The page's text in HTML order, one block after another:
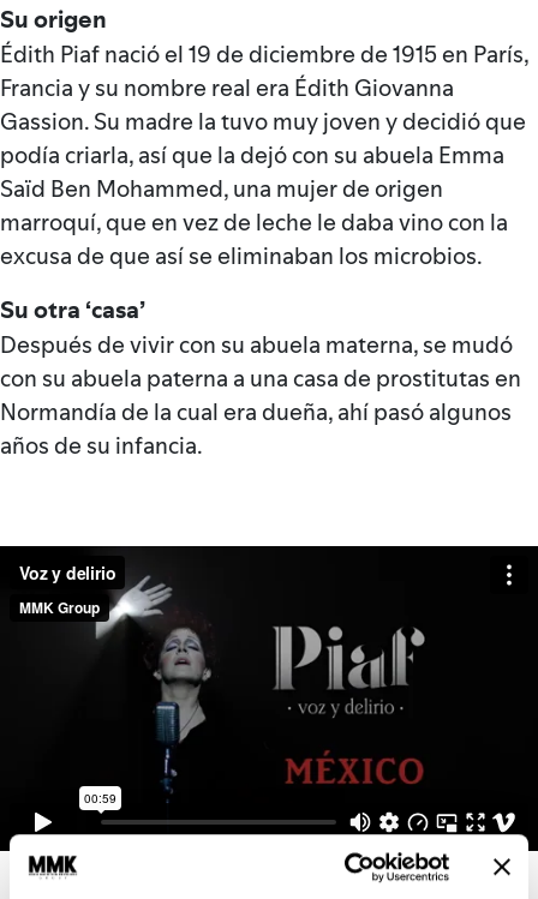
Su origen
Édith Piaf nació el 19 de diciembre de 1915 en París,
Francia y su nombre real era Édith Giovanna
Gassion. Su madre la tuvo muy joven y decidió que
podía criarla, así que la dejó con su abuela Emma
Saïd Ben Mohammed, una mujer de origen
marroquí, que en vez de leche le daba vino con la
excusa de que así se eliminaban los microbios.
Su otra ‘casa’
Después de vivir con su abuela materna, se mudó
con su abuela paterna a una casa de prostitutas en
Normandía de la cual era dueña, ahí pasó algunos
años de su infancia.